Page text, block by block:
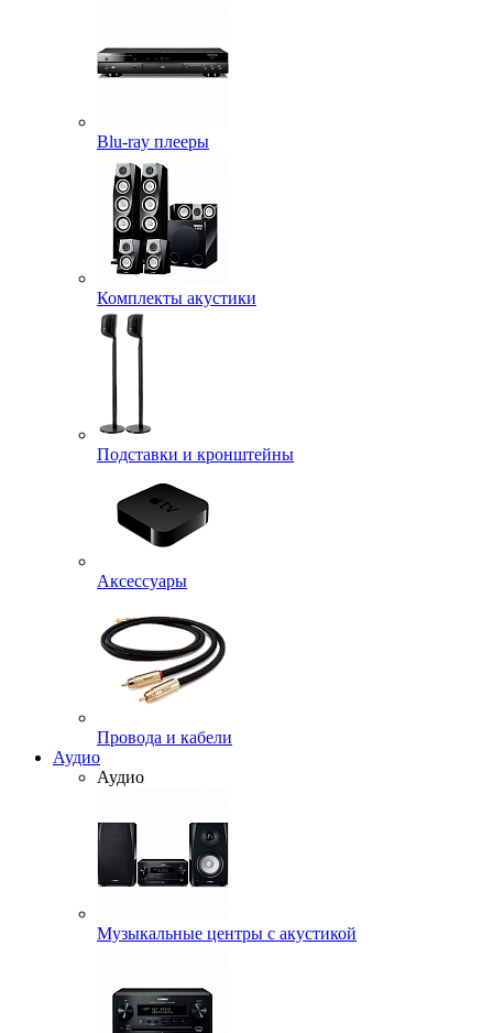
Blu-ray плееры
Комплекты акустики
Подставки и кронштейны
Аксессуары
Провода и кабели
Аудио
Аудио
Музыкальные центры с акустикой